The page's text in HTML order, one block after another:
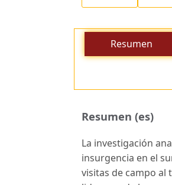
Resumen
Resumen (es)
La investigación
insurgencia en el
visitas de campo